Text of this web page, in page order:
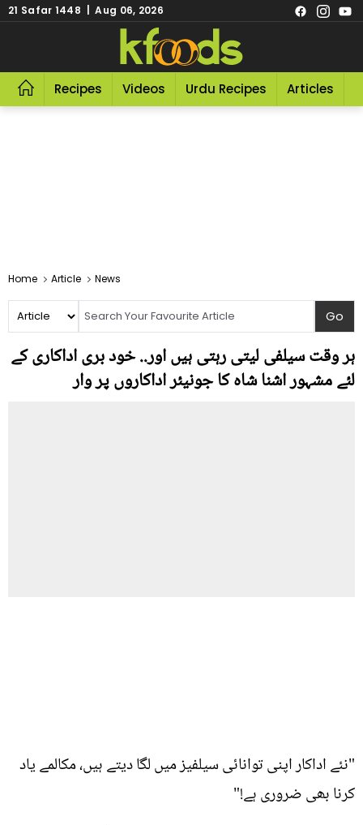
21 Safar 1448 | Aug 06, 2026
Recipes Videos Urdu Recipes Articles
Home Article News
ہر وقت سیلفی لیتی رہتی ہیں اور.. خود بری اداکاری کے
لئے مشہور اشنا شاہ کا جونیئر اداکاروں پر وار
"نئے اداکار اپنی توانائی سیلفیز میں لگا دیتے ہیں، مکالمے یاد
کرنا بھی ضروری ہے!"